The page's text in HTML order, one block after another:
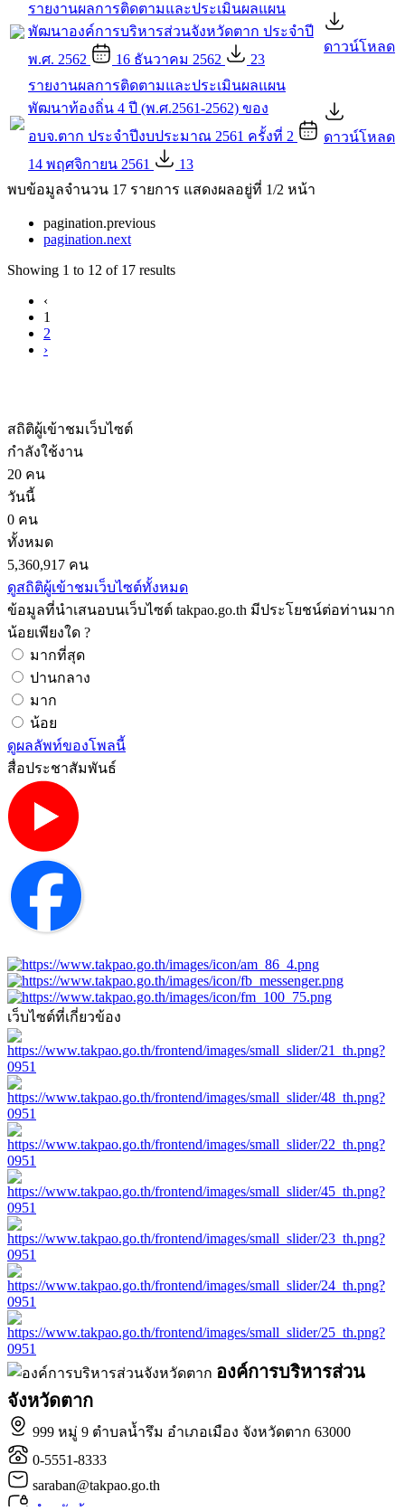
รายงานผลการติดตามและประเมินผลแผน
พัฒนาองค์การบริหารส่วนจังหวัดตาก ประจำปี
พ.ศ. 2562
16 ธันวาคม 2562 23
ดาวน์โหลด
รายงานผลการติดตามและประเมินผลแผน
พัฒนาท้องถิ่น 4 ปี (พ.ศ.2561-2562) ของ
อบจ.ตาก ประจำปีงบประมาณ 2561 ครั้งที่ 2
14 พฤศจิกายน 2561
13
ดาวน์โหลด
พบข้อมูลจำนวน 17 รายการ แสดงผลอยู่ที่ 1/2 หน้า
pagination.previous
pagination.next
Showing 1 to 12 of 17 results
‹
1
2
›
สถิติผู้เข้าชมเว็บไซต์
กำลังใช้งาน
20 คน
วันนี้
0 คน
ทั้งหมด
5,360,917 คน
ดูสถิติผู้เข้าชมเว็บไซต์ทั้งหมด
ข้อมูลที่นำเสนอบนเว็บไซต์ takpao.go.th มีประโยชน์ต่อท่านมาก
น้อยเพียงใด ?
มากที่สุด
ปานกลาง
มาก
น้อย
ดูผลลัพท์ของโพลนี้
สื่อประชาสัมพันธ์
เว็บไซต์ที่เกี่ยวข้อง
องค์การบริหารส่วน
จังหวัดตาก
999 หมู่ 9 ตำบลน้ำรึม อำเภอเมือง จังหวัดตาก 63000